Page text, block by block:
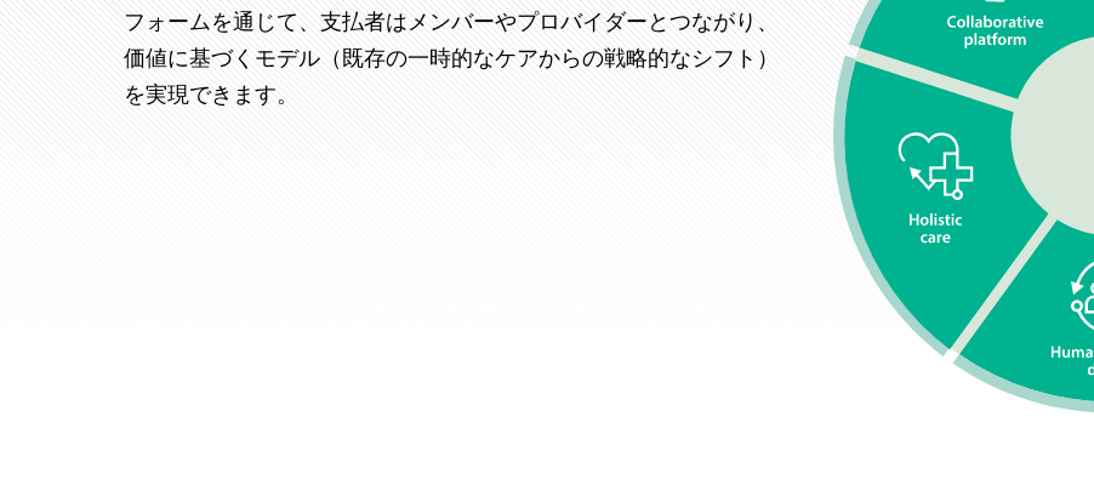
フォームを通じて、支払者はメンバーやプロバイダーとつながり、
価値に基づくモデル（既存の一時的なケアからの戦略的なシフト）
を実現できます。